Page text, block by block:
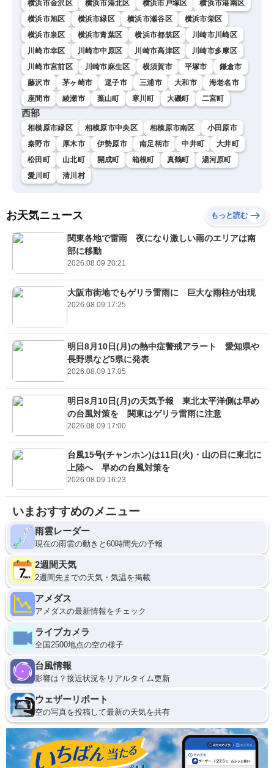
横浜市金沢区 横浜市港北区 横浜市戸塚区
横浜市港南区
横浜市旭区
横浜市緑区 横浜市瀬谷区
横浜市栄区
横浜市泉区
横浜市青葉区 横浜市都筑区
川崎市川崎区
川崎市幸区
川崎市中原区 川崎市高津区
川崎市多摩区
川崎市宮前区
川崎市麻生区 横須賀市 平塚市
鎌倉市
藤沢市
茅ヶ崎市 逗子市 三浦市 大和市
海老名市
座間市
綾瀬市 葉山町 寒川町 大磯町 二宮町
西部
相模原市緑区 相模原市中央区 相模原市南区
小田原市
秦野市
厚木市 伊勢原市 南足柄市 中井町
大井町
松田町
山北町 開成町 箱根町 真鶴町
湯河原町
愛川町
清川村
お天気ニュース もっと読む
関東各地で雷雨 夜になり激しい雨のエリアは南
部に移動
2026.08.09 20:21
大阪市街地でもゲリラ雷雨に 巨大な雨柱が出現
2026.08.09 17:25
明日8月10日(月)の熱中症警戒アラート 愛知県や
長野県など5県に発表
2026.08.09 17:05
明日8月10日(月)の天気予報 東北太平洋側は早め
の台風対策を 関東はゲリラ雷雨に注意
2026.08.09 17:00
台風15号(チャンホン)は11日(火)・山の日に東北に
上陸へ 早めの台風対策を
2026.08.09 16:23
いまおすすめのメニュー
雨雲レーダー
現在の雨雲の動きと60時間先の予報
2週間天気
2週間先までの天気・気温を掲載
アメダス
アメダスの最新情報をチェック
ライブカメラ
全国2500地点の空の様子
台風情報
影響は？接近状況をリアルタイム更新
ウェザーリポート
空の写真を投稿して最新の天気を共有